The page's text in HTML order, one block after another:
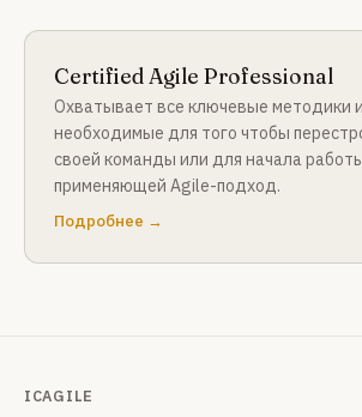
Certified Agile Professional
Охватывает все ключевые методики
необходимые для того чтобы
своей команды или для начала
применяющей Agile-подход.
Подробнее →
ICAGILE